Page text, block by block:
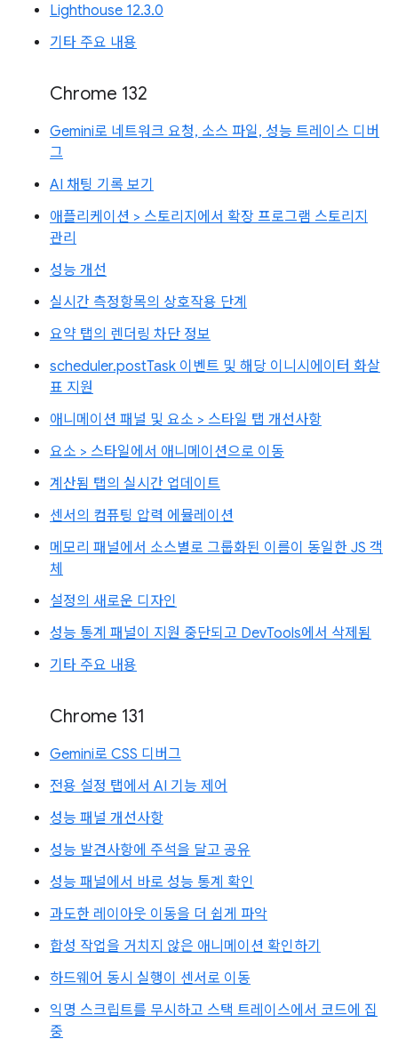
Lighthouse 12.3.0
기타 주요 내용
Chrome 132
Gemini로 네트워크 요청, 소스 파일, 성능 트레이스 디버
그
AI 채팅 기록 보기
애플리케이션 > 스토리지에서 확장 프로그램 스토리지
관리
성능 개선
실시간 측정항목의 상호작용 단계
요약 탭의 렌더링 차단 정보
scheduler.postTask 이벤트 및 해당 이니시에이터 화살
표 지원
애니메이션 패널 및 요소 > 스타일 탭 개선사항
요소 > 스타일에서 애니메이션으로 이동
계산됨 탭의 실시간 업데이트
센서의 컴퓨팅 압력 에뮬레이션
메모리 패널에서 소스별로 그룹화된 이름이 동일한 JS 객
체
설정의 새로운 디자인
성능 통계 패널이 지원 중단되고 DevTools에서 삭제됨
기타 주요 내용
Chrome 131
Gemini로 CSS 디버그
전용 설정 탭에서 AI 기능 제어
성능 패널 개선사항
성능 발견사항에 주석을 달고 공유
성능 패널에서 바로 성능 통계 확인
과도한 레이아웃 이동을 더 쉽게 파악
합성 작업을 거치지 않은 애니메이션 확인하기
하드웨어 동시 실행이 센서로 이동
익명 스크립트를 무시하고 스택 트레이스에서 코드에 집
중